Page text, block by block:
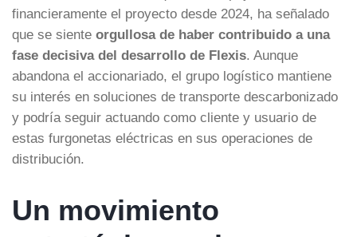
financieramente el proyecto desde 2024, ha señalado
que se siente orgullosa de haber contribuido a una
fase decisiva del desarrollo de Flexis. Aunque
abandona el accionariado, el grupo logístico mantiene
su interés en soluciones de transporte descarbonizado
y podría seguir actuando como cliente y usuario de
estas furgonetas eléctricas en sus operaciones de
distribución.
Un movimiento